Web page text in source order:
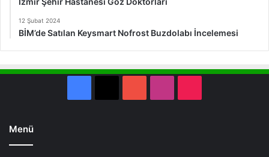
12 Şubat 2024
BİM’de Satılan Keysmart Nofrost Buzdolabı İncelemesi
Menü